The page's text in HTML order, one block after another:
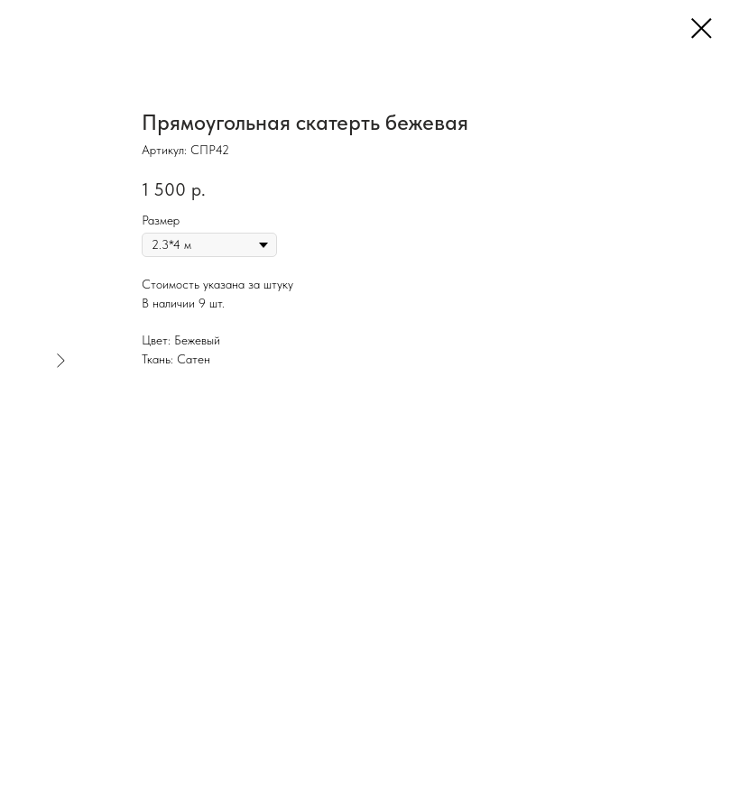
Прямоугольная скатерть бежевая
Артикул: СПР42
1 500 р.
Размер
Стоимость указана за штуку
В наличии 9 шт.
Цвет: Бежевый
Ткань: Сатен